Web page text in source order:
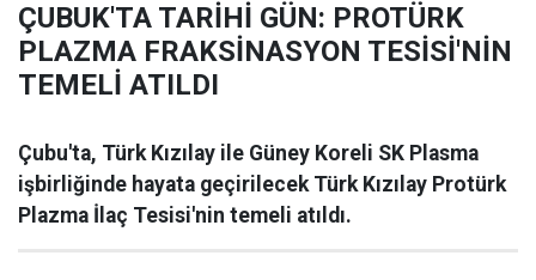
ÇUBUK'TA TARİHİ GÜN: PROTÜRK
PLAZMA FRAKSİNASYON TESİSİ'NİN
TEMELİ ATILDI
Çubu'ta, Türk Kızılay ile Güney Koreli SK Plasma
işbirliğinde hayata geçirilecek Türk Kızılay Protürk
Plazma İlaç Tesisi'nin temeli atıldı.